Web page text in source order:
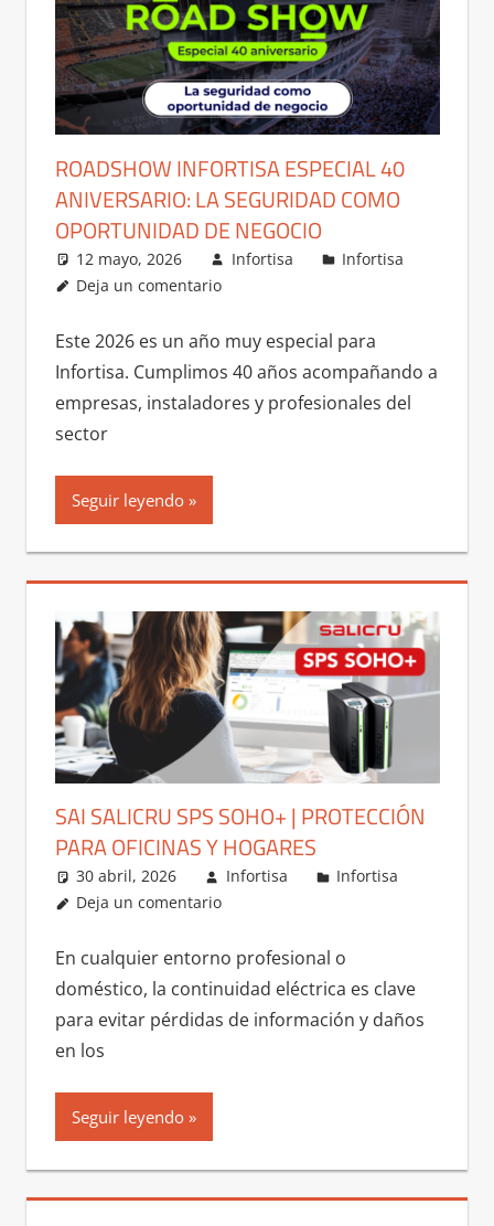
ROADSHOW INFORTISA ESPECIAL 40
ANIVERSARIO: LA SEGURIDAD COMO
OPORTUNIDAD DE NEGOCIO
12 mayo, 2026 Infortisa
Infortisa
Deja un comentario
Este 2026 es un año muy especial para
Infortisa. Cumplimos 40 años acompañando a
empresas, instaladores y profesionales del
sector
Seguir leyendo
SAI SALICRU SPS SOHO+ | PROTECCIÓN
PARA OFICINAS Y HOGARES
30 abril, 2026 Infortisa
Infortisa
Deja un comentario
En cualquier entorno profesional o
doméstico, la continuidad eléctrica es clave
para evitar pérdidas de información y daños
en los
Seguir leyendo